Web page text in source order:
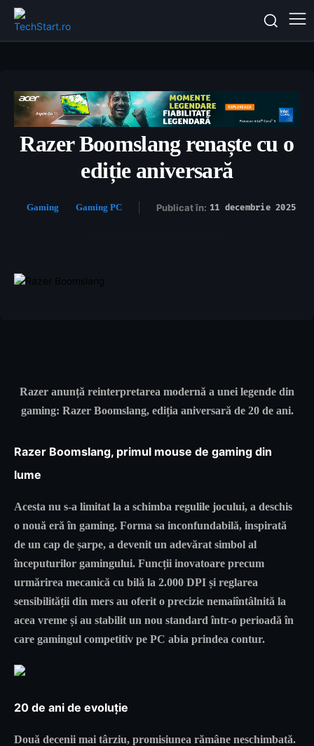
Razer Boomslang renaște cu o
ediție aniversară
Gaming Gaming PC Publicat în: 11 decembrie 2025
Razer anunță reinterpretarea modernă a unei legende din
gaming: Razer Boomslang, ediția aniversară de 20 de ani.
Razer Boomslang, primul mouse de gaming din
lume
Acesta nu s-a limitat la a schimba regulile jocului, a deschis
o nouă eră în gaming. Forma sa inconfundabilă, inspirată
de un cap de șarpe, a devenit un adevărat simbol al
începuturilor gamingului. Funcții inovatoare precum
urmărirea mecanică cu bilă la 2.000 DPI și reglarea
sensibilității din mers au oferit o precizie nemaiîntâlnită la
acea vreme și au stabilit un nou standard într-o perioadă în
care gamingul competitiv pe PC abia prindea contur.
20 de ani de evoluție
Două decenii mai târziu, promisiunea rămâne neschimbată.